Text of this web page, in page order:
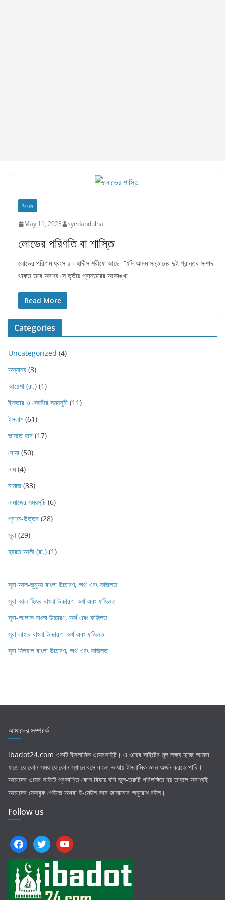
ইসলাম
May 11, 2023 syedabdulhai
লোভের পরিণতি বা শাস্তি
লোভের পরিণাম ধ্বংস ১। হাদীস শরীফে আছে- “যদি আদম সন্তানের দুই প্রান্তর সম্পদ
থাকত তবে অবশ্য সে তৃতীয় প্রান্তরের আকাঙ্খা
Read More
Categories
Uncategorized (4)
অন্যান্য (3)
আয়েশা (রা.) (1)
ইফতার ও সেহরীর সময়সূচী (11)
ইসলাম(61)
জানতে হবে (17)
দোয়া (50)
নাম(4)
নামাজ(33)
নামাজের সময়সূচি (6)
প্রশ্ন-উত্তর (28)
সূরা (29)
হযরত আলী (রা.) (1)
সূরা আল-জুমুআ বাংলা উচ্চারণ, অর্থ এবং ফজিলত
সূরা আল-হিজর বাংলা উচ্চারণ, অর্থ এবং ফজিলত
সূরা-আলাক বাংলা উচ্চারণ, অর্থ এবং ফজিলত
সূরা লাহাব‌‌‌ বাংলা উচ্চারণ, অর্থ এবং ফজিলত
সূরা যিলযাল বাংলা উচ্চারণ, অর্থ এবং ফজিলত
আমাদের সম্পর্কে
ibadot24.com একটি ইসলামিক ওয়েবসাইট। এ ওয়েব সাইটের মূল লক্ষ্য হচ্ছে আমরা
যাতে যে কোন সময় যে কোন স্থানে বসে বাংলা ভাষায় ইসলামিক জ্ঞান অর্জন করতে পারি।
আমাদের ওয়েব সাইটে প্রকাশিত কোন বিষয়ে যদি ভুল-ত্রুটি পরিলক্ষিত হয় তাহলে অবশ্যই
আমাদের ফেসবুক পেইজে অথবা ই-মেইল করে জানানোর অনুরোধ রইল।
Follow us
facebooktwitter youtube